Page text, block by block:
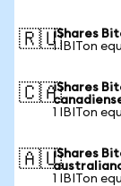
🇷🇺iShares
1 IBITon
🇨🇦iShares
1 IBITon
🇦🇺iShares
1 IBITon